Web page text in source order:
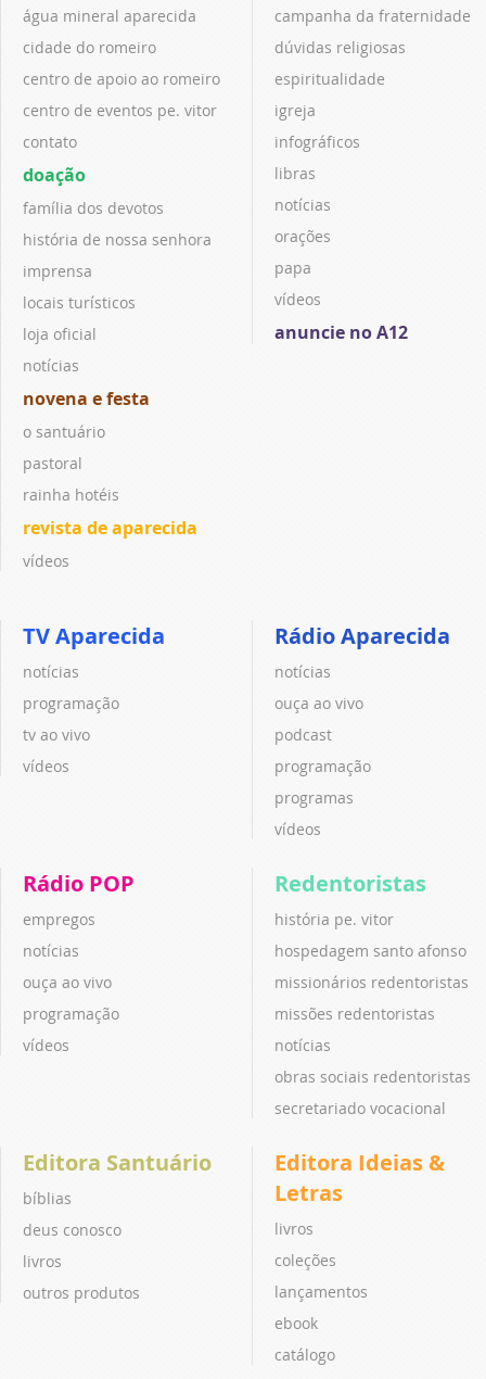
água mineral aparecida
cidade do romeiro
centro de apoio ao romeiro
centro de eventos pe. vitor
contato
doação
família dos devotos
história de nossa senhora
imprensa
locais turísticos
loja oficial
notícias
novena e festa
o santuário
pastoral
rainha hotéis
revista de aparecida
vídeos
campanha da fraternidade
dúvidas religiosas
espiritualidade
igreja
infográficos
libras
notícias
orações
papa
vídeos
anuncie no A12
TV Aparecida
notícias
programação
tv ao vivo
vídeos
Rádio Aparecida
notícias
ouça ao vivo
podcast
programação
programas
vídeos
Rádio POP
empregos
notícias
ouça ao vivo
programação
vídeos
Redentoristas
história pe. vitor
hospedagem santo afonso
missionários redentoristas
missões redentoristas
notícias
obras sociais redentoristas
secretariado vocacional
Editora Santuário
bíblias
deus conosco
livros
outros produtos
Editora Ideias &
Letras
livros
coleções
lançamentos
ebook
catálogo